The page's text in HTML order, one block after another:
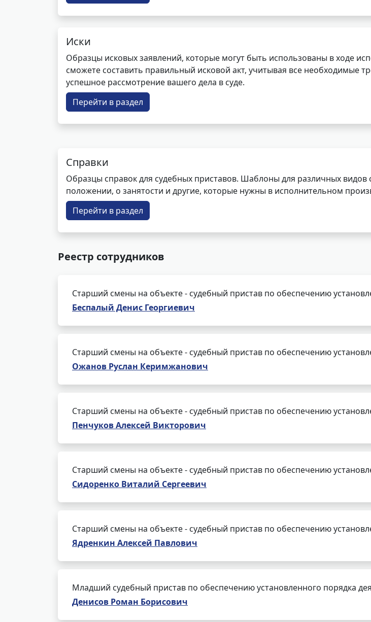
Иски
Образцы исковых заявлений, которые могут быть использованы в ходе
сможете составить правильный исковой акт, учитывая все необходимые
успешное рассмотрение вашего дела в суде.
Перейти в раздел
Справки
Образцы справок для судебных приставов. Шаблоны для различных видов
положении, о занятости и другие, которые нужны в исполнительном
Перейти в раздел
Реестр сотрудников
Старший смены на объекте - судебный пристав по обеспечению
Беспалый Денис Георгиевич
Старший смены на объекте - судебный пристав по обеспечению
Ожанов Руслан Керимжанович
Старший смены на объекте - судебный пристав по обеспечению
Пенчуков Алексей Викторович
Старший смены на объекте - судебный пристав по обеспечению
Сидоренко Виталий Сергеевич
Старший смены на объекте - судебный пристав по обеспечению
Ядренкин Алексей Павлович
Младший судебный пристав по обеспечению установленного порядка
Денисов Роман Борисович